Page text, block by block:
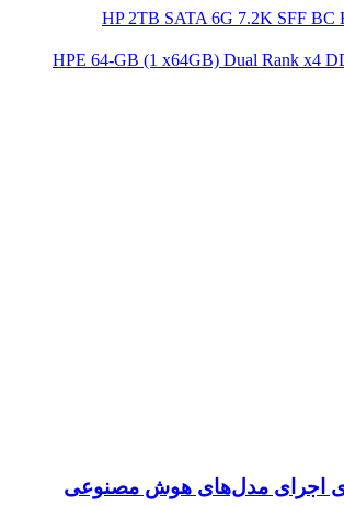
HP 2TB SATA 6G 7.2K SFF BC
HPE 64-GB (1 x64GB) Dual Rank x4
اجرای مدل‌های هوش مصنوعی